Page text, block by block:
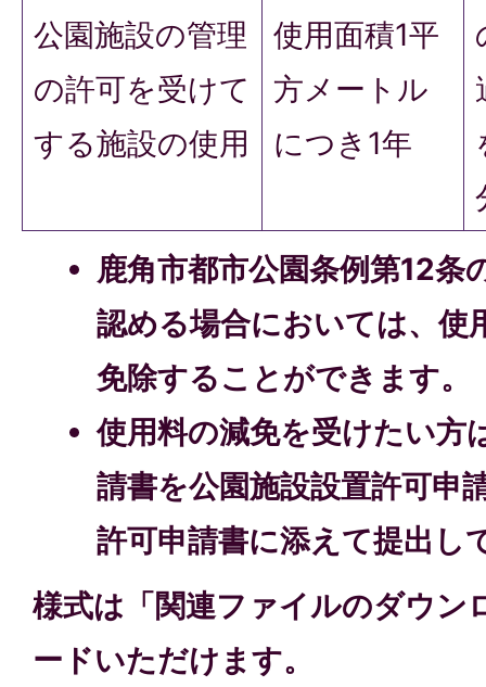
公園施設の管理
の許可を受けて
する施設の使用
使用面積1平
方メートル
につき1年
鹿角市都市公園条例第12条
認める場合においては、使
免除することができます。
使用料の減免を受けたい方
請書を公園施設設置許可申
許可申請書に添えて提出し
様式は「関連ファイルのダウン
ードいただけます。